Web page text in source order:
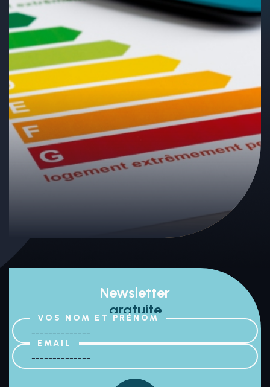
Newsletter
gratuite
VOS NOM ET PRÉNOM
EMAIL